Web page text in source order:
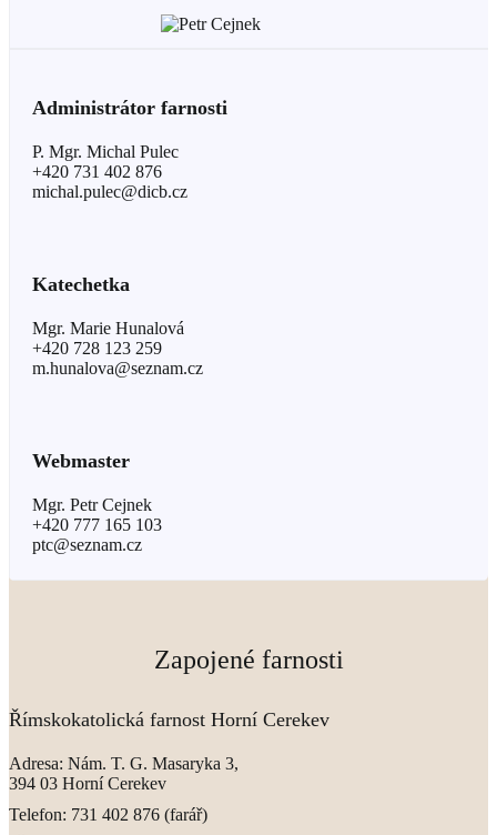
Administrátor farnosti
P. Mgr. Michal Pulec
+420 731 402 876
michal.pulec@dicb.cz
Katechetka
Mgr. Marie Hunalová
+420 728 123 259
m.hunalova@seznam.cz
Webmaster
Mgr. Petr Cejnek
+420 777 165 103
ptc@seznam.cz
Zapojené farnosti
Římskokatolická farnost Horní Cerekev
Adresa: Nám. T. G. Masaryka 3,
394 03 Horní Cerekev
Telefon: 731 402 876 (farář)